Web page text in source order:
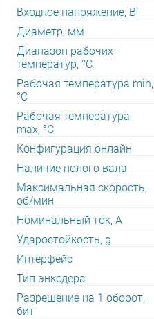
Входное напряжение, В
Диаметр, мм
Диапазон рабочих
температур, °С
Рабочая температура min,
°С
Рабочая температура
max, °С
Конфигурация онлайн
Наличие полого вала
Максимальная скорость,
об/мин
Номинальный ток, А
Ударостойкость, g
Интерфейс
Тип энкодера
Разрешение на 1 оборот,
бит